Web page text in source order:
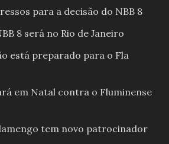
para a decisão do NBB 8
8 será no Rio de Janeiro
está preparado para o Fla
em Natal contra o Fluminense
tem novo patrocinador